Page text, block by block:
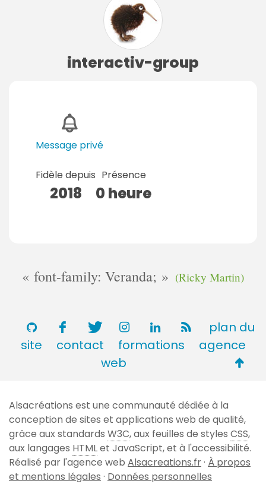
interactiv-group
Message privé
Fidèle depuis
2018
Présence
0 heure
font-family: Veranda; (Ricky Martin)
plan du
site
contact formations
agence
web
de
page
Alsacréations est une communauté dédiée à la
conception de sites et applications web de qualité,
grâce aux standards W3C, aux feuilles de styles CSS,
aux langages HTMLet JavaScript, et à l'accessibilité.
Réalisé par l'agence web Alsacreations.fr· À propos
et mentions légales · Données personnelles